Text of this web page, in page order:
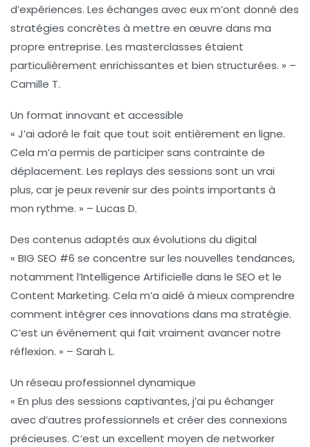
d’expériences. Les échanges avec eux m’ont donné des
stratégies concrètes à mettre en œuvre dans ma
propre entreprise. Les masterclasses étaient
particulièrement enrichissantes et bien structurées. » –
Camille T.
Un format innovant et accessible
« J’ai adoré le fait que tout soit entièrement en ligne.
Cela m’a permis de participer sans contrainte de
déplacement. Les replays des sessions sont un vrai
plus, car je peux revenir sur des points importants à
mon rythme. » – Lucas D.
Des contenus adaptés aux évolutions du digital
« BIG SEO #6 se concentre sur les nouvelles tendances,
notamment l’Intelligence Artificielle dans le SEO et le
Content Marketing. Cela m’a aidé à mieux comprendre
comment intégrer ces innovations dans ma stratégie.
C’est un événement qui fait vraiment avancer notre
réflexion. » – Sarah L.
Un réseau professionnel dynamique
« En plus des sessions captivantes, j’ai pu échanger
avec d’autres professionnels et créer des connexions
précieuses. C’est un excellent moyen de networker